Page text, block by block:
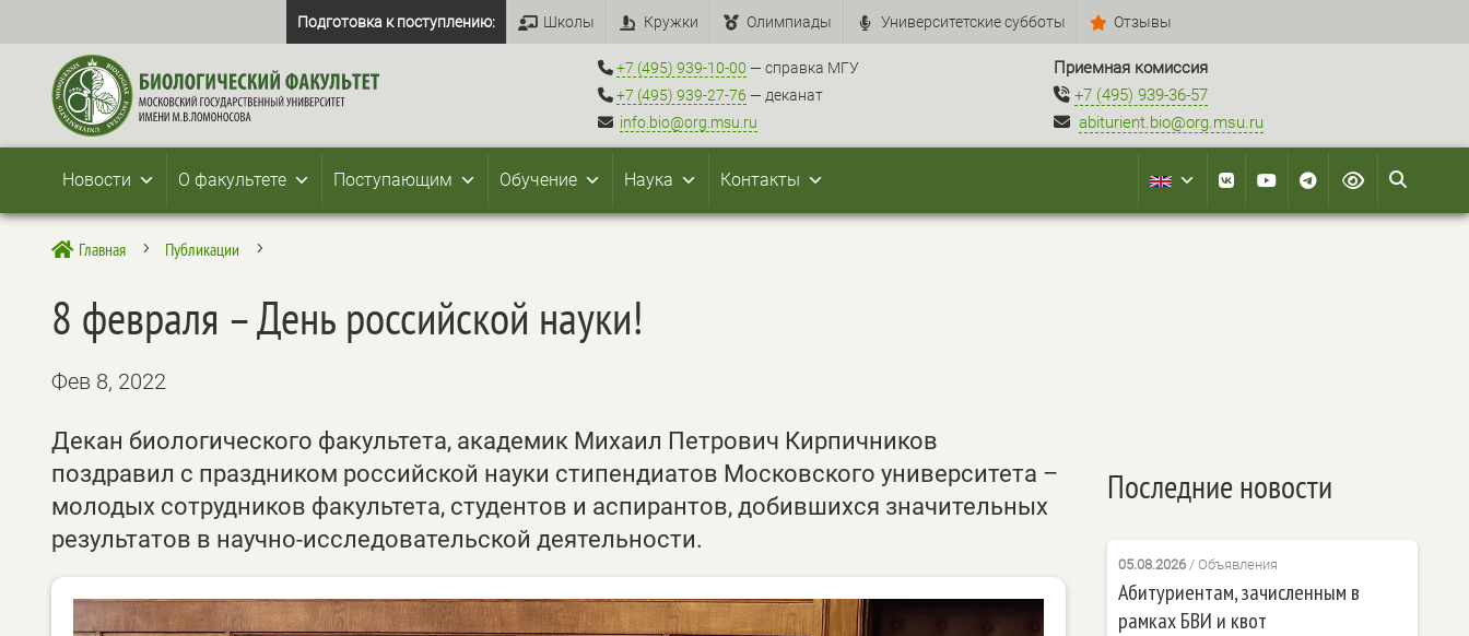
Подготовка к поступлению: Школы Кружки Олимпиады Университетские субботы Отзывы
+7 (495) 939-10-00 — справка МГУ
+7 (495) 939-27-76 — деканат
info.bio@org.msu.ru
Приемная комиссия
+7 (495) 939-36-57
abiturient.bio@org.msu.ru
Новости О факультете Поступающим Обучение Наука Контакты
 Главная 5 Публикации 5
8 февраля – День российской науки!
Фев 8, 2022
Декан биологического факультета, академик Михаил Петрович Кирпичников
поздравил с праздником российской науки стипендиатов Московского университета –
молодых сотрудников факультета, студентов и аспирантов, добившихся значительных
результатов в научно-исследовательской деятельности.
Последние новости
05.08.2026/ Объявления
Абитуриентам, зачисленным в
рамках БВИ и квот